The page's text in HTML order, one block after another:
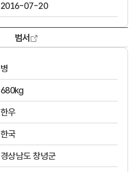
2016-07-20
범서
병
680kg
한우
한국
경상남도 창녕군